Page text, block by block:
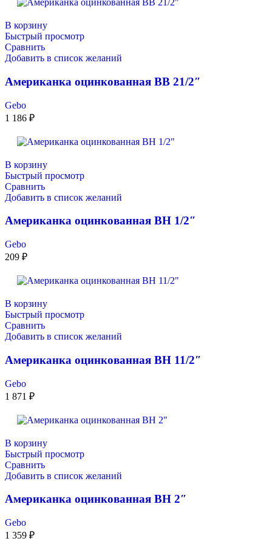
В корзину
Быстрый просмотр
Сравнить
Добавить в список желаний
Американка оцинкованная ВВ 21/2″
Gebo
1 186 ₽
В корзину
Быстрый просмотр
Сравнить
Добавить в список желаний
Американка оцинкованная ВН 1/2″
Gebo
209 ₽
В корзину
Быстрый просмотр
Сравнить
Добавить в список желаний
Американка оцинкованная ВН 11/2″
Gebo
1 871 ₽
В корзину
Быстрый просмотр
Сравнить
Добавить в список желаний
Американка оцинкованная ВН 2″
Gebo
1 359 ₽